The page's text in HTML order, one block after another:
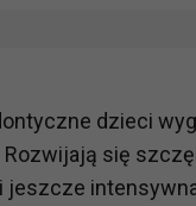
dzieci
Rozwijają się